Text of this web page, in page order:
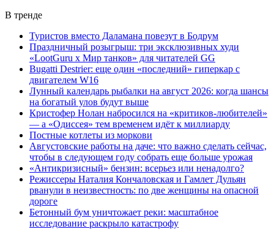
В тренде
Туристов вместо Даламана повезут в Бодрум
Праздничный розыгрыш: три эксклюзивных худи
«LootGuru х Мир танков» для читателей GG
Bugatti Destrier: еще один «последний» гиперкар с
двигателем W16
Лунный календарь рыбалки на август 2026: когда шансы
на богатый улов будут выше
Кристофер Нолан набросился на «критиков-любителей»
— а «Одиссея» тем временем идёт к миллиарду
Постные котлеты из моркови
Августовские работы на даче: что важно сделать сейчас,
чтобы в следующем году собрать еще больше урожая
«Антикризисный» бензин: всерьез или ненадолго?
Режиссеры Наталия Кончаловская и Гамлет Дульян
рванули в неизвестность: по две женщины на опасной
дороге
Бетонный бум уничтожает реки: масштабное
исследование раскрыло катастрофу